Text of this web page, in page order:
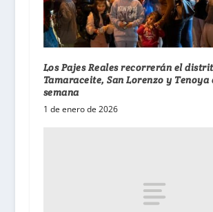
Los Pajes Reales recorrerán el
Tamaraceite, San Lorenzo y Tenoya
semana
1 de enero de 2026